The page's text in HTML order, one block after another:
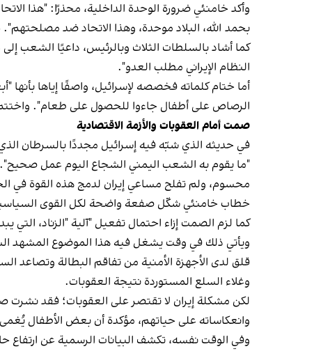
وأكد خامنئي ضرورة الوحدة الداخلية، محذرًا: "هذا
بحمد الله، البلاد موحدة، وهذا الاتحاد ضد مصلحتهم".
كما أشاد بالسلطات الثلاث وبالرئيس، داعيًا الشعب
النظام الإيراني مطلب العدو".
أما ختام كلماته فخصصه لإسرائيل، واصفًا إياها
الرصاص على أطفال جاءوا للحصول على طعام". واختتم
صمت أمام العقوبات والأزمة الاقتصادية
في حديثه الذي شبّه فيه إسرائيل مجددًا بالسرطان
"ما يقوم به الشعب اليمني الشجاع اليوم عمل
محسوم، ولم تفلح مساعي إيران لدمج هذه القوة في
خطاب خامنئي شكّل صفعة واضحة لكل القوى السياسية
كما لزم الصمت إزاء احتمال تفعيل "آلية "الزناد، التي
ويأتي ذلك في وقت يشغل فيه هذا الموضوع المشهد
قلق لدى الأجهزة الأمنية من تفاقم البطالة وتصاعد
وغلاء السلع المستوردة نتيجة العقوبات.
لكن مشكلة إيران لا تقتصر على العقوبات؛ فقد نشرت
وانعكاساته على حياتهم، مؤكدة أن بعض الأطفال